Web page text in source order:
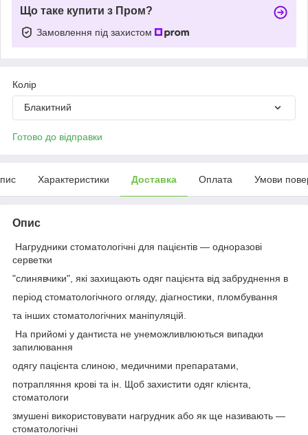
Що таке купити з Пром?
Замовлення під захистом
Колір
Блакитний
Готово до відправки
Характеристики Доставка Оплата Умови
Опис
Нагрудники стоматологічні для пацієнтів — одноразові
серветки
"слинявчики", які захищають одяг пацієнта від забруднення в
період стоматологічного огляду, діагностики, пломбування
та інших стоматологічних маніпуляцій.
На прийомі у дантиста не унеможливлюються випадки
запилювання
одягу пацієнта слиною, медичними препаратами,
потрапляння крові та ін. Щоб захистити одяг клієнта,
стоматологи
змушені використовувати нагрудник або як ще називають —
стоматологічні